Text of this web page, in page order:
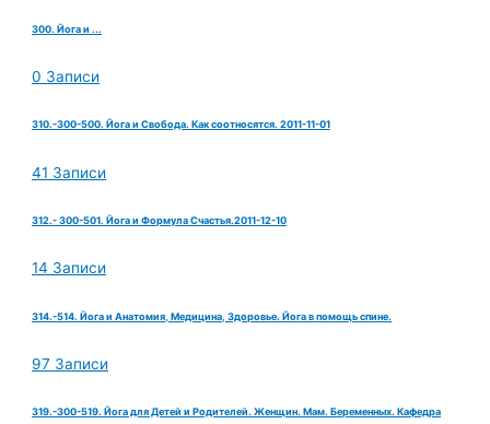
300. Йога и ...
0 Записи
310.-300-500. Йога и Свобода. Как соотносятся. 2011-11-01
41 Записи
312.- 300-501. Йога и Формула Счастья.2011-12-10
14 Записи
314.-514. Йога и Анатомия, Медицина, Здоровье. Йога в помощь спине.
97 Записи
319.-300-519. Йога для Детей и Родителей. Женщин. Мам. Беременных. Кафедра